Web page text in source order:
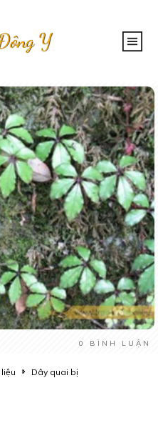
Y
0 BÌNH LUẬN
Dây quai bị